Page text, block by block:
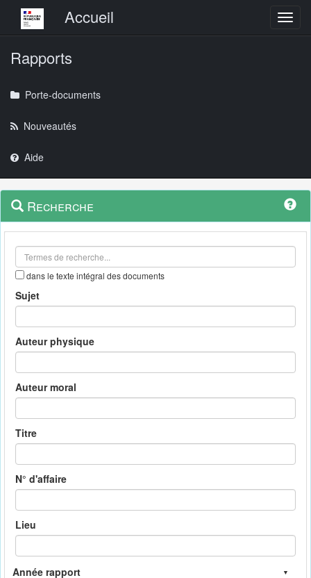
Menu principalAccueil
Rapports
Porte-documents
Nouveautés
Aide
Navigation
outils
Menu
contextuel
Recherche
dans le texte intégral des documents
Sujet
Auteur physique
Auteur moral
Titre
N° d'affaire
Lieu